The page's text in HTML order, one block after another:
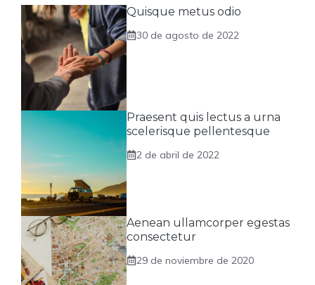
Quisque metus odio
30 de agosto de 2022
Praesent quis lectus a urna
scelerisque pellentesque
2 de abril de 2022
Aenean ullamcorper egestas
consectetur
29 de noviembre de 2020